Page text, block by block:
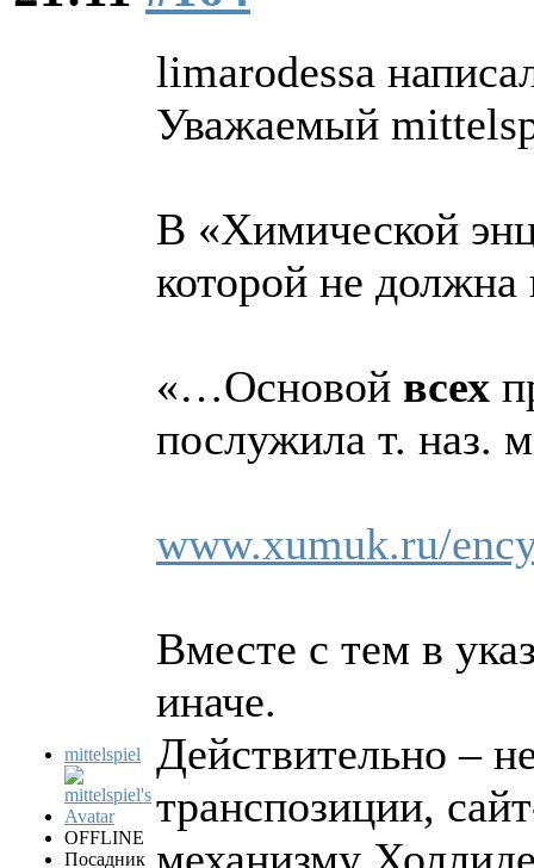
mittelspiel
OFFLINE
Посадник
limarodessa
Уважаемый
В «Химической
которой не должна
«…Основой всех
послужила т. наз.
www.xumuk.ru/
Вместе с тем в
иначе.
Действительно –
транспозиции,